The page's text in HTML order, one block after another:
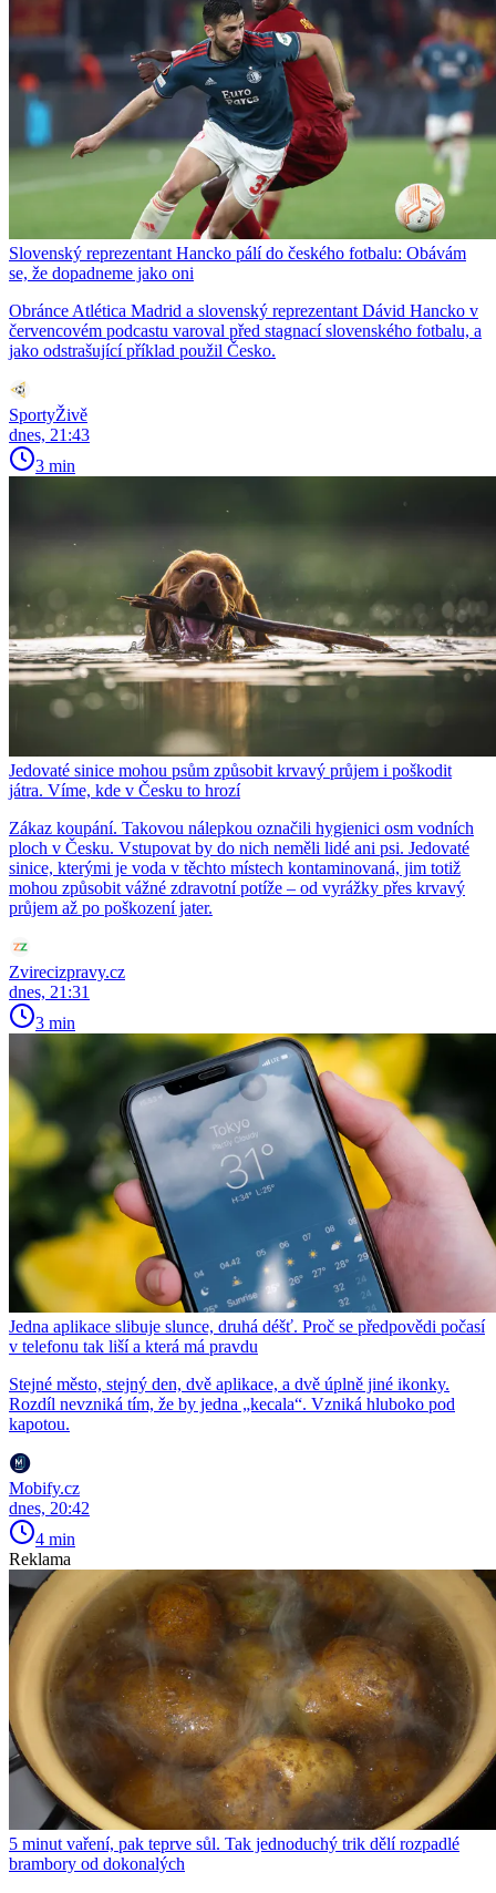
Slovenský reprezentant Hancko pálí do českého fotbalu: Obávám
se, že dopadneme jako oni
Obránce Atlética Madrid a slovenský reprezentant Dávid Hancko v
červencovém podcastu varoval před stagnací slovenského fotbalu, a
jako odstrašující příklad použil Česko.
SportyŽivě
dnes, 21:43
3 min
Jedovaté sinice mohou psům způsobit krvavý průjem i poškodit
játra. Víme, kde v Česku to hrozí
Zákaz koupání. Takovou nálepkou označili hygienici osm vodních
ploch v Česku. Vstupovat by do nich neměli lidé ani psi. Jedovaté
sinice, kterými je voda v těchto místech kontaminovaná, jim totiž
mohou způsobit vážné zdravotní potíže – od vyrážky přes krvavý
průjem až po poškození jater.
Zvirecizpravy.cz
dnes, 21:31
3 min
Jedna aplikace slibuje slunce, druhá déšť. Proč se předpovědi počasí
v telefonu tak liší a která má pravdu
Stejné město, stejný den, dvě aplikace, a dvě úplně jiné ikonky.
Rozdíl nevzniká tím, že by jedna „kecala“. Vzniká hluboko pod
kapotou.
Mobify.cz
dnes, 20:42
4 min
Reklama
5 minut vaření, pak teprve sůl. Tak jednoduchý trik dělí rozpadlé
brambory od dokonalých